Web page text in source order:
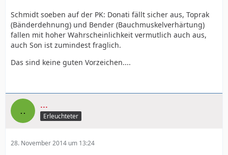
Schmidt soeben auf der PK: Donati fällt sicher aus, Toprak
(Bänderdehnung) und Bender (Bauchmuskelverhärtung)
fallen mit hoher Wahrscheinlichkeit vermutlich auch aus,
auch Son ist zumindest fraglich.
Das sind keine guten Vorzeichen....
...
Erleuchteter
28. November 2014 um 13:24